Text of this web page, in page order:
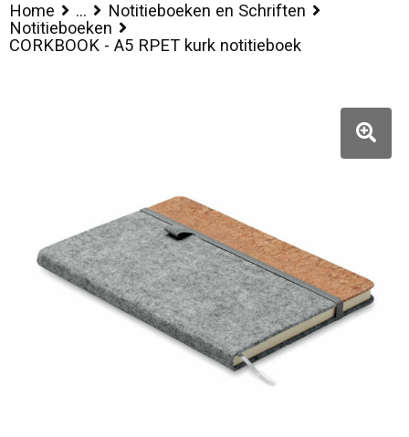
Home ...
Notitieboeken en Schriften
Notitieboeken
CORKBOOK - A5 RPET kurk notitieboek